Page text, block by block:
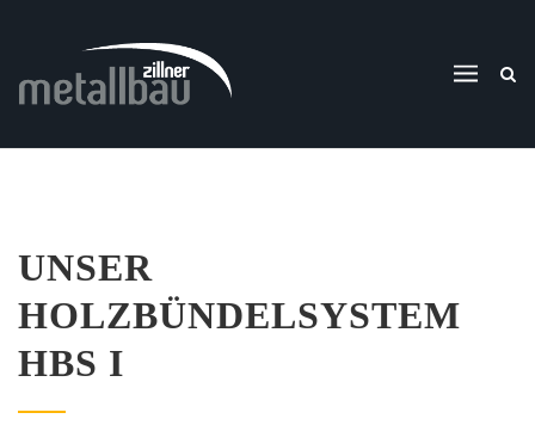
UNSER
HOLZBÜNDELSYSTEM
HBS I